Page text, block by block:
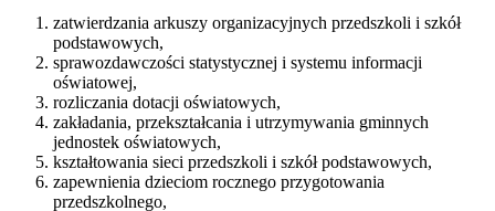
zatwierdzania arkuszy organizacyjnych przedszkoli i szkół
podstawowych,
sprawozdawczości statystycznej i systemu informacji
oświatowej,
rozliczania dotacji oświatowych,
zakładania, przekształcania i utrzymywania gminnych
jednostek oświatowych,
kształtowania sieci przedszkoli i szkół podstawowych,
zapewnienia dzieciom rocznego przygotowania
przedszkolnego,